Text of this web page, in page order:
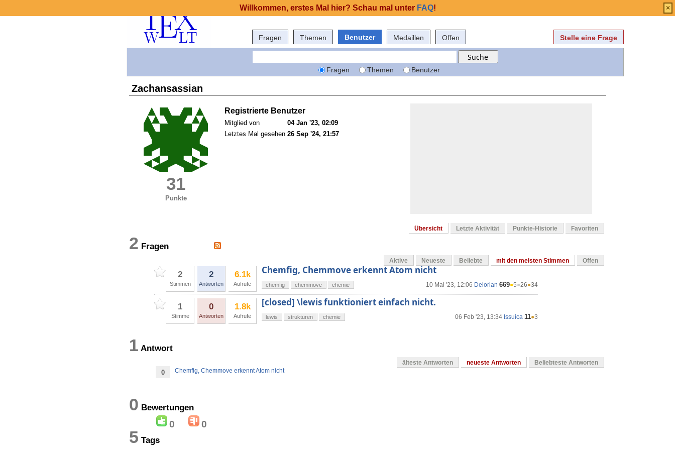
Fragen Themen Benutzer Medaillen Offen Stelle eine Frage
Fragen Themen Benutzer
Zachansassian
31
Punkte
Registrierte Benutzer
Mitglied von
04 Jan '23, 02:09
Letztes Mal gesehen 26 Sep '24, 21:57
Übersicht Letzte Aktivität Punkte-Historie Favoriten
2 Fragen
Aktive Neueste Beliebte mit den meisten Stimmen Offen
2
Stimmen
2
Antworten
6.1k
Aufrufe
Chemfig, Chemmove erkennt Atom nicht
10 Mai '23, 12:06 Delorian 669●5●26●34
chemfig chemmove chemie
1
Stimme
0
Antworten
1.8k
Aufrufe
[closed] \lewis funktioniert einfach nicht.
06 Feb '23, 13:34 Issuica 11●3
lewis strukturen chemie
1 Antwort
älteste Antworten neueste Antworten Beliebteste Antworten
0 Chemfig, Chemmove erkennt Atom nicht
0 Bewertungen
0 0
5 Tags
Willkommen, erstes Mal hier? Schau mal unter FAQ! ×